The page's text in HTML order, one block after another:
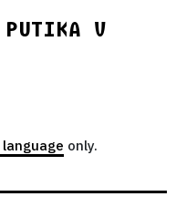
PUTIKA V
only.